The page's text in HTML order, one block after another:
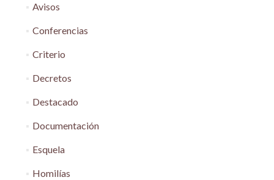
Avisos
Conferencias
Criterio
Decretos
Destacado
Documentación
Esquela
Homilías